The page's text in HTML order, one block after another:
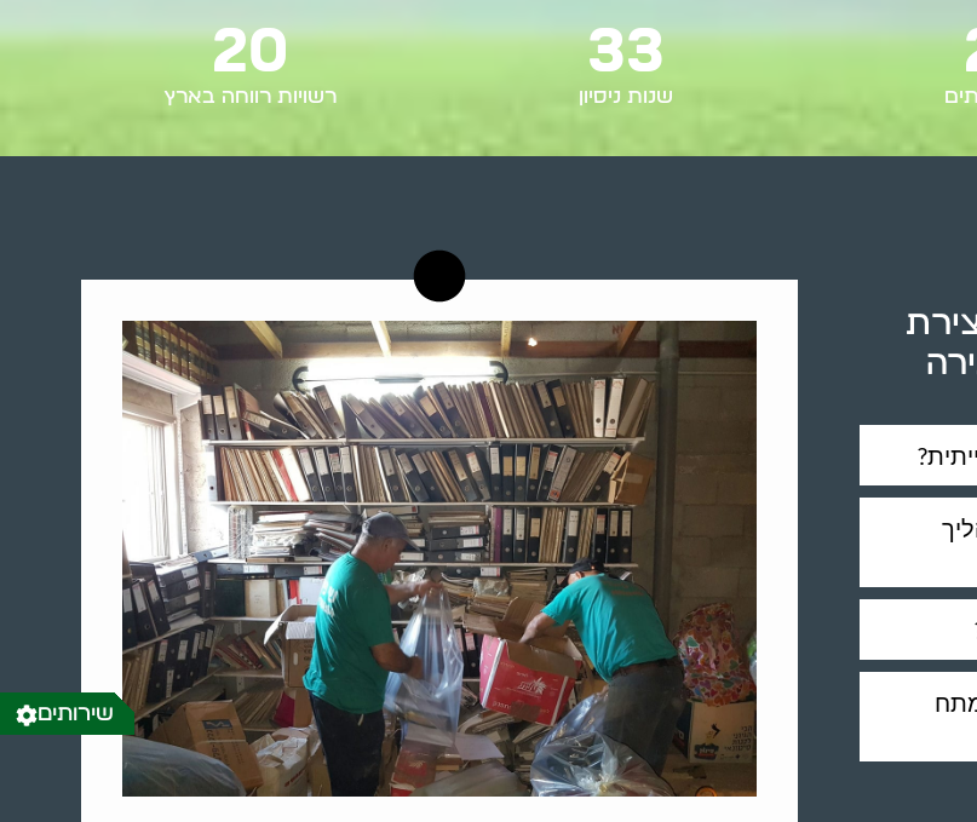
שנות ניסיון
33
רשויות רווחה בארץ
20
שירותים